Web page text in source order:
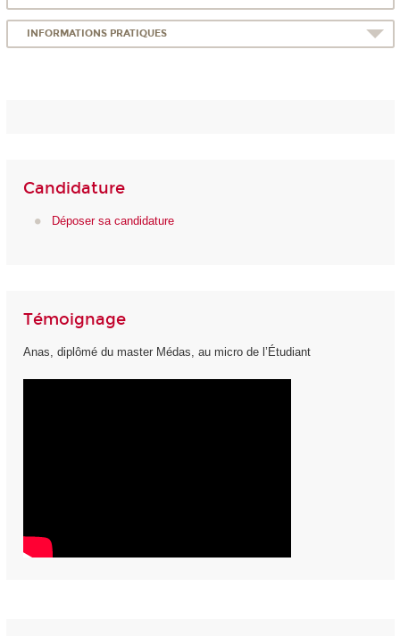
INFORMATIONS PRATIQUES
Candidature
Déposer sa candidature
Témoignage
Anas, diplômé du master Médas, au micro de l’Étudiant